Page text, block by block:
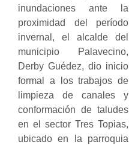
inundaciones ante la
proximidad del período
invernal, el alcalde del
municipio Palavecino,
Derby Guédez, dio inicio
formal a los trabajos de
limpieza de canales y
conformación de taludes
en el sector Tres Topias,
ubicado en la parroquia